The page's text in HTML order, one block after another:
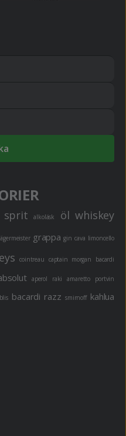
sprit alkoläsk öl whiskey
grappa gin cava limoncello
cointreau captain morgan bacardi
aperol raki amaretto portvin
bacardi razz smirnoff kahlua